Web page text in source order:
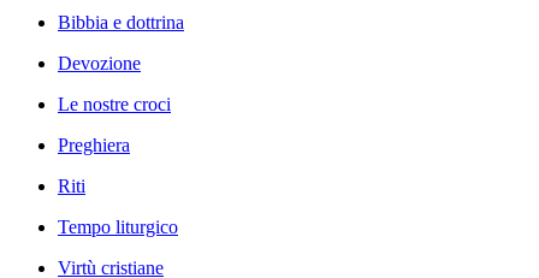
Bibbia e dottrina
Devozione
Le nostre croci
Preghiera
Riti
Tempo liturgico
Virtù cristiane